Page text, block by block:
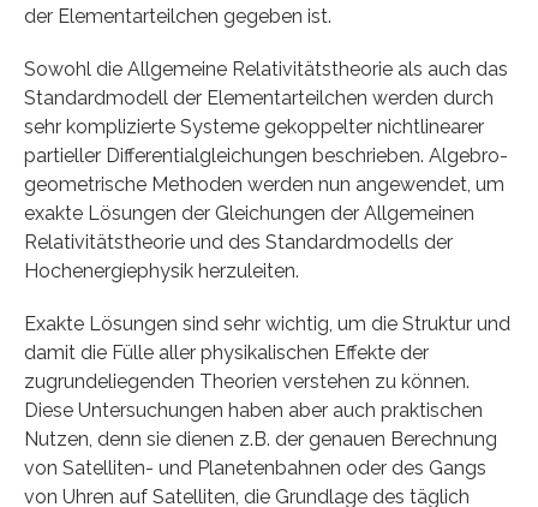
der Elementarteilchen gegeben ist.
Sowohl die Allgemeine Relativitätstheorie als auch das
Standardmodell der Elementarteilchen werden durch
sehr komplizierte Systeme gekoppelter nichtlinearer
partieller Differentialgleichungen beschrieben. Algebro-
geometrische Methoden werden nun angewendet, um
exakte Lösungen der Gleichungen der Allgemeinen
Relativitätstheorie und des Standardmodells der
Hochenergiephysik herzuleiten.
Exakte Lösungen sind sehr wichtig, um die Struktur und
damit die Fülle aller physikalischen Effekte der
zugrundeliegenden Theorien verstehen zu können.
Diese Untersuchungen haben aber auch praktischen
Nutzen, denn sie dienen z.B. der genauen Berechnung
von Satelliten- und Planetenbahnen oder des Gangs
von Uhren auf Satelliten, die Grundlage des täglich